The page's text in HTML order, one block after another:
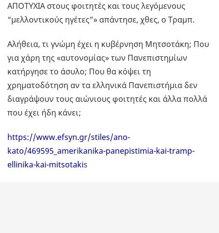
ΑΠΟΤΥΧΙΑ στους φοιτητές και τους λεγόμενους
“μελλοντικούς ηγέτες”» απάντησε, χθες, ο Τραμπ.
Αλήθεια, τι γνώμη έχει η κυβέρνηση Μητσοτάκη; Που
για χάρη της «αυτονομίας» των Πανεπιστημίων
κατήργησε το άσυλο; Που θα κόψει τη
χρηματοδότηση αν τα ελληνικά Πανεπιστήμια δεν
διαγράψουν τους αιώνιους φοιτητές και άλλα πολλά
που έχει ήδη κάνει;
https://www.efsyn.gr/stiles/ano-
kato/469595_amerikanika-panepistimia-kai-tramp-
ellinika-kai-mitsotakis